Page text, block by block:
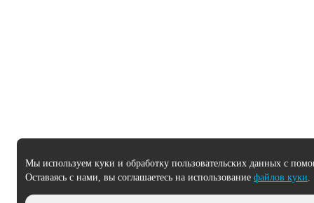
Мы используем куки и обработку пользовательских данных с
Оставаясь с нами, вы соглашаетесь на использование файлов куки.